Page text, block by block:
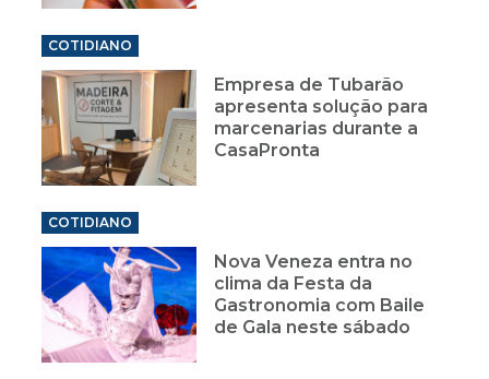
COTIDIANO
Empresa de Tubarão
apresenta solução para
marcenarias durante a
CasaPronta
COTIDIANO
Nova Veneza entra no
clima da Festa da
Gastronomia com Baile
de Gala neste sábado